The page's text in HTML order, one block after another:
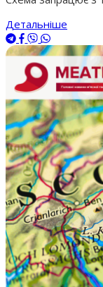
Детальніше